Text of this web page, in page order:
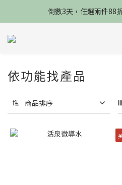
限8/8當天，滿2888送3
倒數3天，任選兩件88
限時物理性防曬
依功能找產品
商品排序